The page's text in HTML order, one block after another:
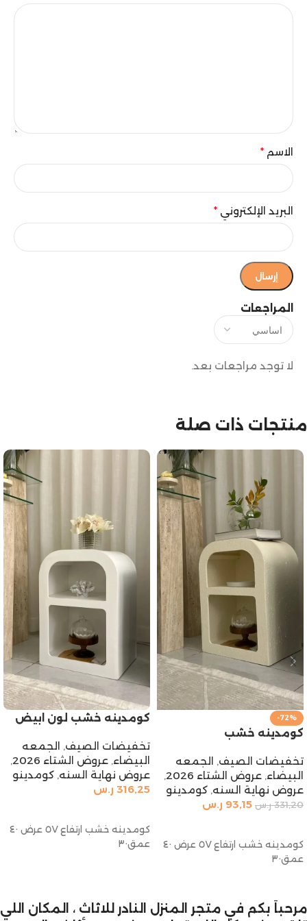
المراجعات
لا توجد مراجعات بعد.
الاسم *
البريد الإلكتروني *
منتجات ذات صلة
-72%
كومدينه خشب
تخفيضات الصيف, الجمعه
البيضاء, عروض الشتاء 2026
,
عروض نهاية السنه, كومدينو
331,20 ر.س 93,15 ر.س
كومدينه خشب ارتفاع ٥٧ عرض ٤٠
عمق٣٠
كومدينه خشب لون ابيض
تخفيضات الصيف, الجمعه
البيضاء, عروض الشتاء 2026
,
عروض نهاية السنه, كومدينو
316,25 ر.س
كومدينه خشب ارتفاع ٥٧ عرض ٤٠
عمق٣٠
مرحباً بكم في متجر المنزل النادر للاثاث ، المكان اللي